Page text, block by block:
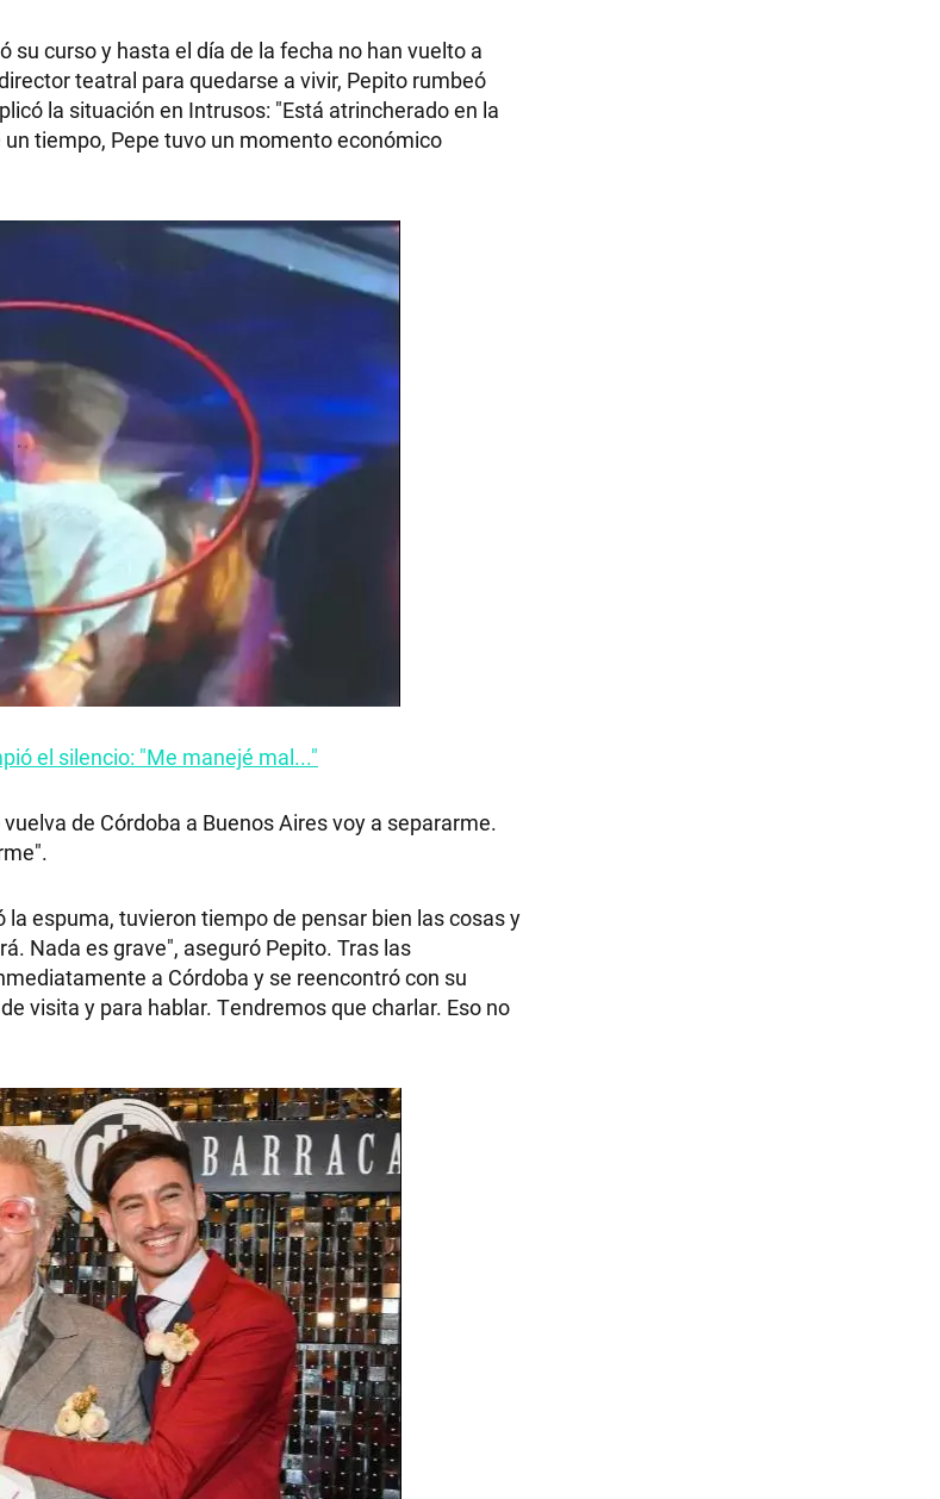
su curso y hasta el día de la fecha no han vuelto a
teatral para quedarse a vivir, Pepito rumbeó
la situación en Intrusos: "Está atrincherado en la
tiempo, Pepe tuvo un momento económico
el silencio: "Me manejé mal..."
de Córdoba a Buenos Aires voy a separarme.
espuma, tuvieron tiempo de pensar bien las cosas y
Nada es grave", aseguró Pepito. Tras las
a Córdoba y se reencontró con su
visita y para hablar. Tendremos que charlar. Eso no
PALABRAS
HORÓSCOPO
Seguinos